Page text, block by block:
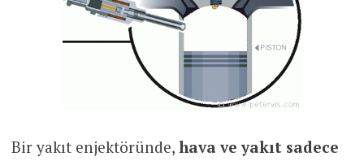
Bir yakıt enjektöründe, hava ve yakıt sadece